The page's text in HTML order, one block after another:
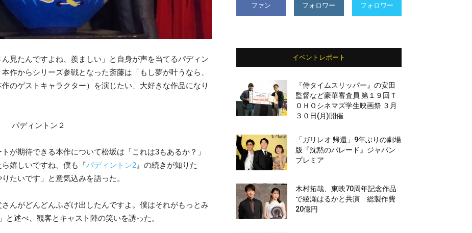
見たんですよね、羨ましい」と自身が声を当てるパディン
作からシリーズ参戦となった斎藤は「もし夢が叶うなら、
のゲストキャラクター）を演じたい、大好きな作品になり
が期待できる本作について松坂は「これは3もあるか？」
嬉しいですね、僕も『パディントン2 』の続きが知りた
たいです」と意気込みを語った。
んがどんどんふざけ出したんですよ。僕はそれがもっとみ
述べ、観客とキャスト陣の笑いを誘った。
ファン フォロワー フォロワー
イベントレポート
『侍タイムスリッパー』の安田
監督など豪華審査員 第１９回Ｔ
ＯＨＯシネマズ学生映画祭 ３月
３０日(月)開催
「ガリレオ 帰還」9年ぶりの劇場
版『沈黙のパレード』ジャパン
プレミア
木村拓哉、東映70周年記念作品
で綾瀬はるかと共演 総製作費
20億円